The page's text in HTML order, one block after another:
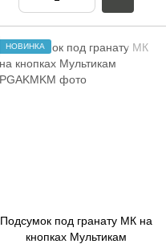
НОВИНКА
Подсумок под гранату МК на
кнопках Мультикам